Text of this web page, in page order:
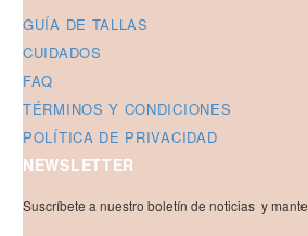
GUÍA DE TALLAS
CUIDADOS
FAQ
TÉRMINOS Y CONDICIONES
POLÍTICA DE PRIVACIDAD
NEWSLETTER
Suscríbete a nuestro boletín de noticias y